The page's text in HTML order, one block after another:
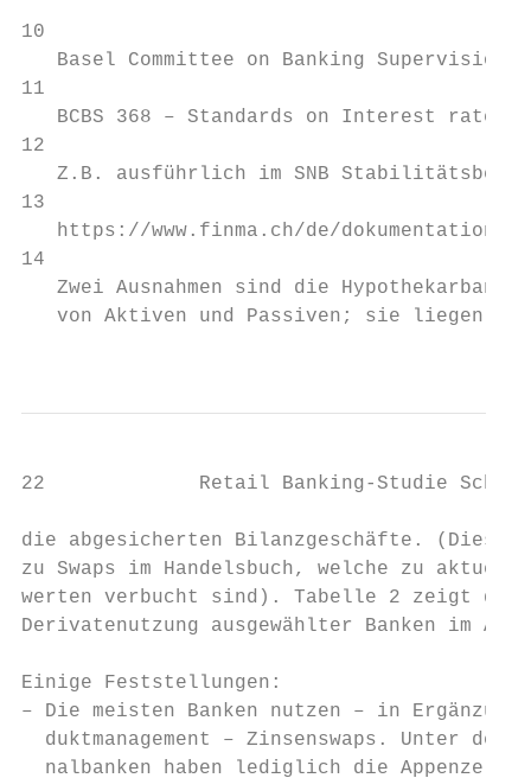
22             Retail Banking-Studie Schweiz 2018                                                                            23                                     Asset Liability Management heute – Zinsrisiken ante portas

die abgesicherten Bilanzgeschäfte. (Dies im Unterschied            sich in den letzten Jahren als teuer. Denn die zu zah-      hen. Es bleibt die Feststellung, dass diejenigen Ban-                              Das Risiko wäre dann ausgeglichen, wenn die Sensi-
zu Swaps im Handelsbuch, welche zu aktuellen Markt-                lenden langfristigen Zinsen waren stets teurer als die      ken, die sich während der letzten Jahre stets gegen                                tivität das Ausmass der Zielduration erreicht hat.
werten verbucht sind). Tabelle 2 zeigt das Ausmass der             erhaltenen variablen Zinsen. Auch fielen die Markt-         steigende Zinsen abgesichert hatten, bisher dafür                                  Nur wenige Banken nennen eine solche explizit.16
Derivatenutzung ausgewählter Banken im ALM 2017.                   zinsen seit Jahren kontinuierlich tiefer, was alle be-      nicht belohnt wurden. Im Gegenteil: Sicherheit hat                               – Zahlreiche Banken simulieren auch den künftigen
                                                                   reits früher abgeschlossenen Swaps relativ gesehen          bisher stets ihre Erträge belastet.                                                Zinsertrag unter verschiedenen Zinsszenarien. Dies
Einige Feststellungen:                                             noch teurer machte. Und seit der Einführung der Ne-       – Der Vollständigkeit halber zeigt Tabelle 2 auch rap-                               ist meist der Bruttoertrag, d.h. er